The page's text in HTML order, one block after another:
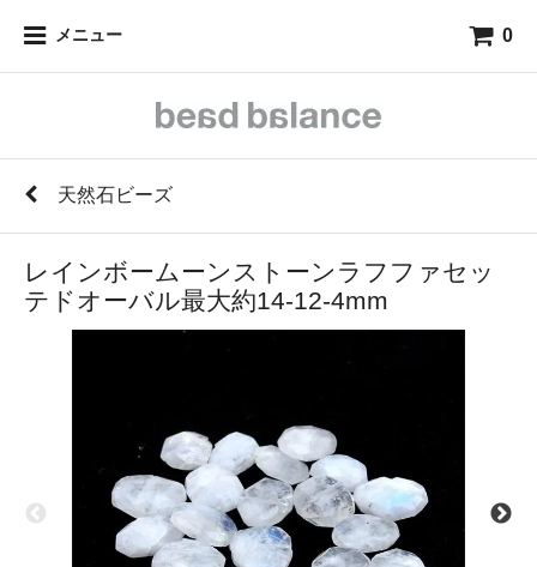
メニュー 0
天然石ビーズ
レインボームーンストーンラフファセッ
テドオーバル最大約14-12-4mm